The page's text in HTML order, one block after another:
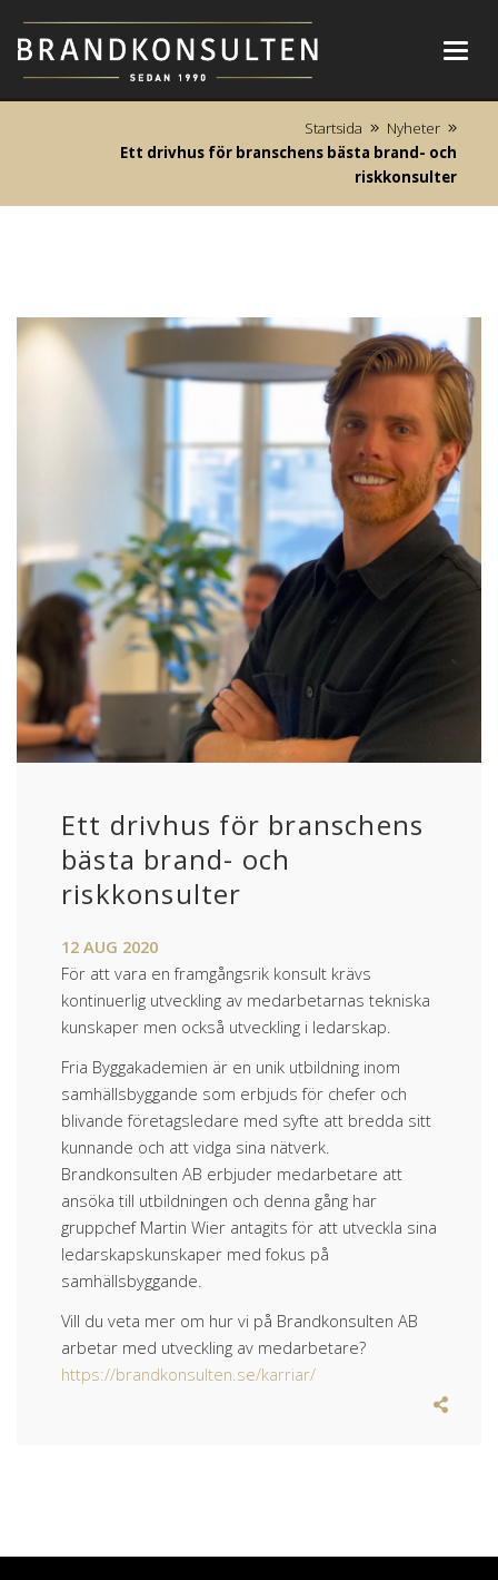
Startsida
Nyheter
Ett drivhus för branschens bästa brand- och
riskkonsulter
Ett drivhus för branschens
bästa brand- och
riskkonsulter
12 AUG 2020
För att vara en framgångsrik konsult krävs
kontinuerlig utveckling av medarbetarnas tekniska
kunskaper men också utveckling i ledarskap.
Fria Byggakademien är en unik utbildning inom
samhällsbyggande som erbjuds för chefer och
blivande företagsledare med syfte att bredda sitt
kunnande och att vidga sina nätverk.
Brandkonsulten AB erbjuder medarbetare att
ansöka till utbildningen och denna gång har
gruppchef Martin Wier antagits för att utveckla sina
ledarskapskunskaper med fokus på
samhällsbyggande.
Vill du veta mer om hur vi på Brandkonsulten AB
arbetar med utveckling av medarbetare?
https://brandkonsulten.se/karriar/